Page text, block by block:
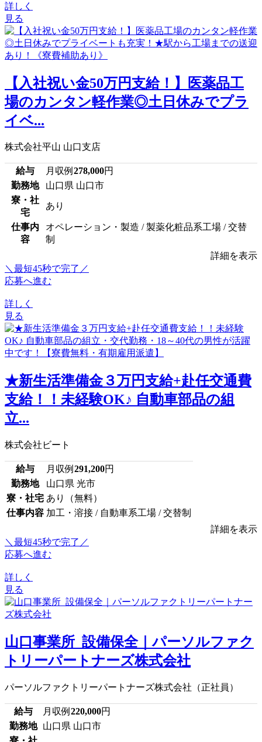
詳しく
見る
【入社祝い金50万円支給！】医薬品工
場のカンタン軽作業◎土日休みでプラ
イベ...
株式会社平山 山口支店
給与 月収例 278,000円
勤務地
山口県 山口市
寮・社
宅
あり
仕事内
容
オペレーション・製造 / 製薬化粧品系工場 / 交替
制
詳細を表示
＼最短45秒で完了／
応募へ進む
詳しく
見る
★新生活準備金３万円支給+赴任交通費
支給！！未経験OK♪ 自動車部品の組
立...
株式会社ビート
給与 月収例 291,200円
勤務地
山口県 光市
寮・社宅 あり（無料）
仕事内容 加工・溶接 / 自動車系工場 / 交替制
詳細を表示
＼最短45秒で完了／
応募へ進む
詳しく
見る
山口事業所_設備保全｜パーソルファク
トリーパートナーズ株式会社
パーソルファクトリーパートナーズ株式会社（正社員）
給与 月収例 220,000円
勤務地 山口県 山口市